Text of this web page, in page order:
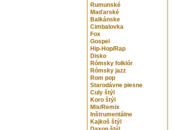
Rumunské
Maďarské
Balkánske
Cimbalovka
Fox
Gospel
Hip-Hop/Rap
Disko
Rómsky folklór
Rómsky jazz
Rom pop
Starodávne piesne
Culy štýl
Koro štýl
Mix/Remix
Inštrumentálne
Kajkoš štýl